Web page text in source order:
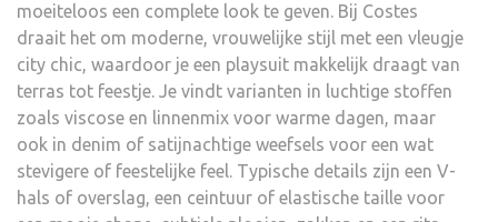
moeiteloos een complete look te geven. Bij Costes
draait het om moderne, vrouwelijke stijl met een vleugje
city chic, waardoor je een playsuit makkelijk draagt van
terras tot feestje. Je vindt varianten in luchtige stoffen
zoals viscose en linnenmix voor warme dagen, maar
ook in denim of satijnachtige weefsels voor een wat
stevigere of feestelijke feel. Typische details zijn een V-
hals of overslag, een ceintuur of elastische taille voor